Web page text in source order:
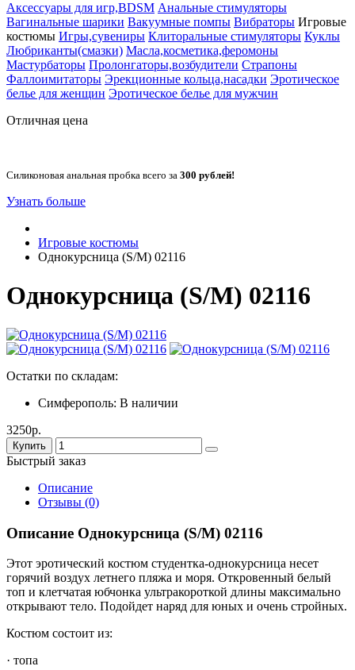
Аксессуары для игр,BDSM Анальные стимуляторы
Вагинальные шарики Вакуумные помпы Вибраторы Игровые
костюмы Игры,сувениры Клиторальные стимуляторы Куклы
Любриканты(смазки) Масла,косметика,феромоны
Мастурбаторы Пролонгаторы,возбудители Страпоны
Фаллоимитаторы Эрекционные кольца,насадки Эротическое
белье для женщин Эротическое белье для мужчин
Отличная цена
Силиконовая анальная пробка всего за 300 рублей!
Узнать больше
Игровые костюмы
Однокурсница (S/M) 02116
Однокурсница (S/M) 02116
Остатки по складам:
Симферополь: В наличии
3250р.
Купить
Быстрый заказ
Описание
Отзывы (0)
Описание Однокурсница (S/M) 02116
Этот эротический костюм студентка-однокурсница несет
горячий воздух летнего пляжа и моря. Откровенный белый
топ и клетчатая юбчонка ультракороткой длины максимально
открывают тело. Подойдет наряд для юных и очень стройных.
Костюм состоит из:
· топа